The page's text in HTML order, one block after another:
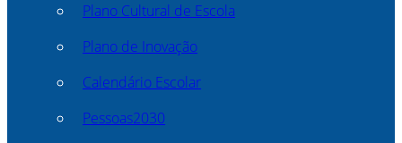
Plano Cultural de Escola
Plano de Inovação
Calendário Escolar
Pessoas2030